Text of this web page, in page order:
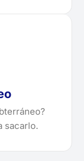
sacarlo.